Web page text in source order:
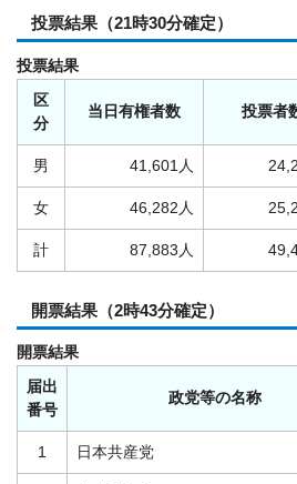
投票結果（21時30分確定）
投票結果
区
分
当日有権者数 投票者
男 41,601人
女 46,282人
計 87,883人
開票結果（2時43分確定）
開票結果
届出
番号
政党等の名称
1 日本共産党